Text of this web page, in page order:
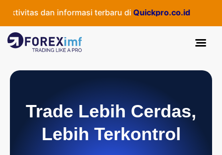
dan informasi terbaru di Quickpro.co.id
Trade Lebih Cerdas,
Lebih Terkontrol